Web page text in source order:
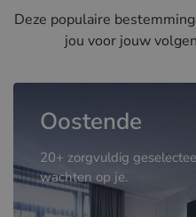
Deze populaire
jou voor jouw
Oostende
20+ zorgvuldig
wachten op je.